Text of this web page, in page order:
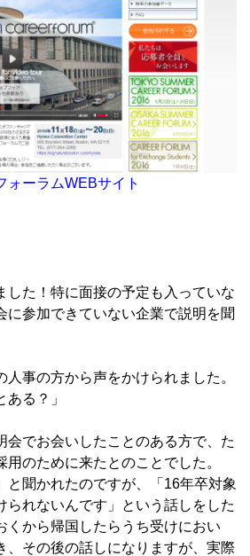
ーラムWEBサイト
した！特に面接の予定も入っていな
に参加できていない企業で説明を聞
人事の方から声をかけられました。
ある？」
会でお会いしたことのある方で、た
用のために来たとのことでした。
と聞かれたのですが、「16年卒対象
られないんです」という話しをした
くから帰国したらうち受けにおい
その後の話しになりますが、実際